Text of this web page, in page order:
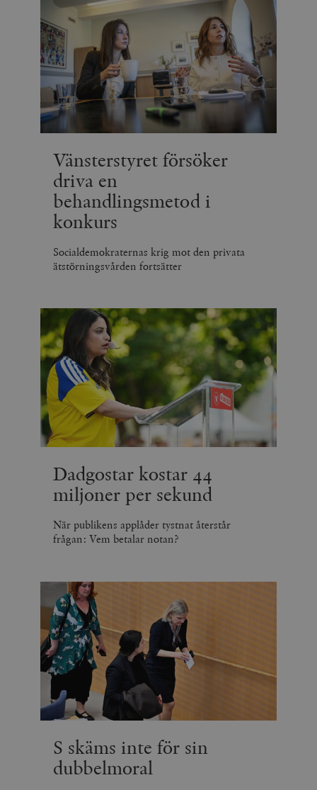
Vänsterstyret försöker
driva en
behandlingsmetod i
konkurs
Socialdemokraternas krig mot den privata
ätstörningsvården fortsätter
Dadgostar kostar 44
miljoner per sekund
När publikens applåder tystnat återstår
frågan: Vem betalar notan?
S skäms inte för sin
dubbelmoral